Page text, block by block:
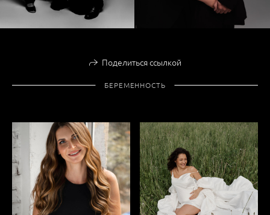
Поделиться ссылкой
БЕРЕМЕННОСТЬ